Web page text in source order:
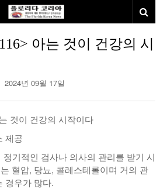
아는 것이 건강의 시
2024년 09월 17일
것이 건강의 시작이다
제공
기적인 검사나 의사의 관리를 받기 시
혈압, 당뇨, 콜레스테롤이며 거의 관
경우가 많다.